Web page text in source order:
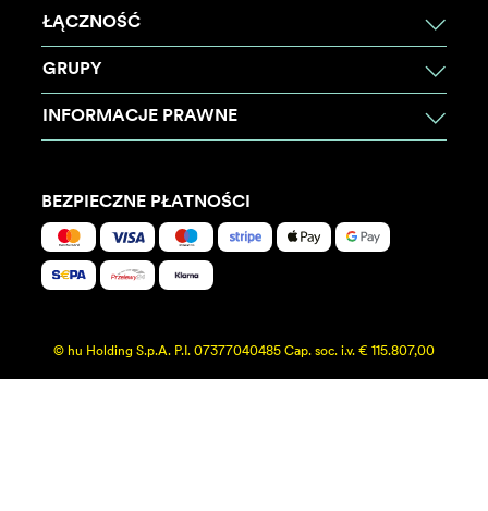
ŁĄCZNOŚĆ
GRUPY
INFORMACJE PRAWNE
BEZPIECZNE PŁATNOŚCI
© hu Holding S.p.A. P.I. 07377040485 Cap. soc. i.v. € 115.807,00